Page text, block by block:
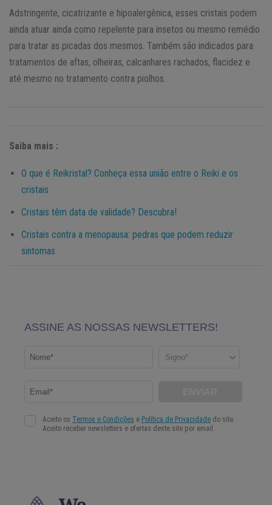
Adstringente, cicatrizante e hipoalergênica, esses cristais podem
ainda atuar ainda como repelente para insetos ou mesmo remédio
para tratar as picadas dos mesmos. Também são indicados para
tratamentos de aftas, olheiras, calcanhares rachados, flacidez e
até mesmo no tratamento contra piolhos.
Saiba mais :
O que é Reikristal? Conheça essa união entre o Reiki e os
cristais
Cristais têm data de validade? Descubra!
Cristais contra a menopausa: pedras que podem reduzir
sintomas